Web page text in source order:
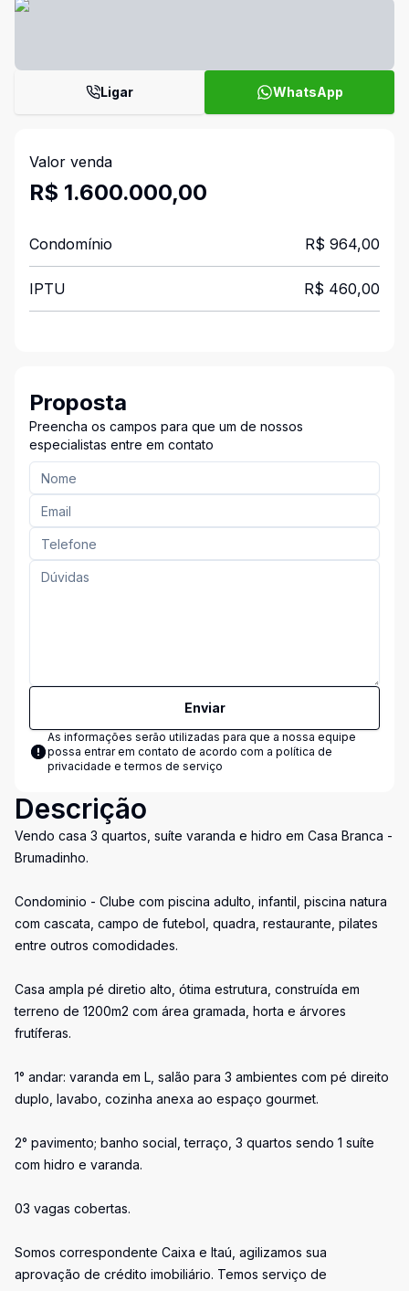
Ligar WhatsApp
Valor venda
R$ 1.600.000,00
Condomínio R$ 964,00
IPTU R$ 460,00
Proposta
Preencha os campos para que um de nossos
especialistas entre em contato
Enviar
As informações serão utilizadas para que a nossa equipe
possa entrar em contato de acordo com a política de
privacidade e termos de serviço
Descrição
Vendo casa 3 quartos, suíte varanda e hidro em Casa Branca -
Brumadinho.
Condominio - Clube com piscina adulto, infantil, piscina natura
com cascata, campo de futebol, quadra, restaurante, pilates
entre outros comodidades.
Casa ampla pé diretio alto, ótima estrutura, construída em
terreno de 1200m2 com área gramada, horta e árvores
frutíferas.
1° andar: varanda em L, salão para 3 ambientes com pé direito
duplo, lavabo, cozinha anexa ao espaço gourmet.
2° pavimento; banho social, terraço, 3 quartos sendo 1 suíte
com hidro e varanda.
03 vagas cobertas.
Somos correspondente Caixa e Itaú, agilizamos sua
aprovação de crédito imobiliário. Temos serviço de